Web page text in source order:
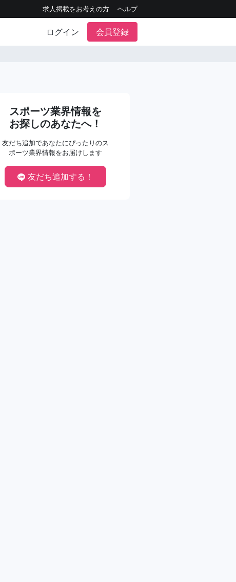
求人掲載をお考えの方 ヘルプ
ログイン 会員登録
スポーツ業界情報を
お探しのあなたへ！
友だち追加であなたにぴったりのス
ポーツ業界情報をお届けします
友だち追加する！